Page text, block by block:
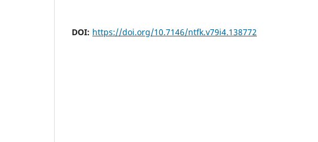
DOI: https://doi.org/10.7146/ntfk.v79i4.138772